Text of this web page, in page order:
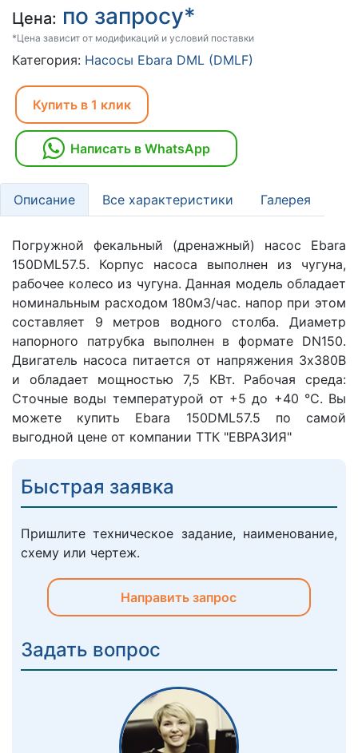
Цена: по запросу*
*Цена зависит от модификаций и условий поставки
Категория: Насосы Ebara DML (DMLF)
Купить в 1 клик
Написать в WhatsApp
Описание Все характеристики Галерея
Погружной фекальный (дренажный) насос Ebara
150DML57.5. Корпус насоса выполнен из чугуна,
рабочее колесо из чугуна. Данная модель обладает
номинальным расходом 180м3/час. напор при этом
составляет 9 метров водного столба. Диаметр
напорного патрубка выполнен в формате DN150.
Двигатель насоса питается от напряжения 3х380В
и обладает мощностью 7,5 КВт. Рабочая среда:
Сточные воды температурой от +5 до +40 °C. Вы
можете купить Ebara 150DML57.5 по самой
выгодной цене от компании ТТК "ЕВРАЗИЯ"
Быстрая заявка
Пришлите техническое задание, наименование,
схему или чертеж.
Направить запрос
Задать вопрос